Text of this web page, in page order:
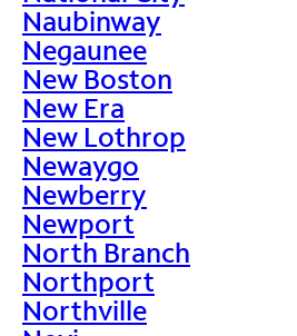
Naubinway
Negaunee
New Boston
New Era
New Lothrop
Newaygo
Newberry
Newport
North Branch
Northport
Northville